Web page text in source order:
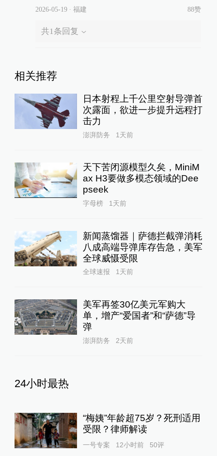
2026-05-19∙ 福建 88赞
共1 条回复
相关推荐
日本射程上千公里空射导弹首
次露面，欲进一步提升远程打
击力
澎湃防务 1天前
天下苦闭源模型久矣，MiniM
ax H3要做多模态领域的Dee
pseek
字母榜 1天前
新闻蒸馏器｜萨德拦截弹消耗
八成高端导弹库存告急，美军
全球威慑受限
全球速报 1天前
美军再签30亿美元军购大
单，增产“爱国者”和“萨德”导
弹
澎湃防务 2天前
24小时最热
“梅姨”年龄超75岁？死刑适用
受限？律师解读
一号专案 12小时前 50评